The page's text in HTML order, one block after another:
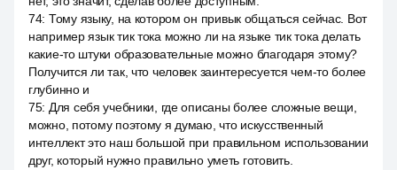
74: Тому языку, на котором он привык общаться сейчас. Вот
например язык тик тока можно ли на языке тик тока делать
какие-то штуки образовательные можно благодаря этому?
Получится ли так, что человек заинтересуется чем-то более
глубинно и
75: Для себя учебники, где описаны более сложные вещи,
можно, потому поэтому я думаю, что искусственный
интеллект это наш большой при правильном использовании
друг, который нужно правильно уметь готовить.